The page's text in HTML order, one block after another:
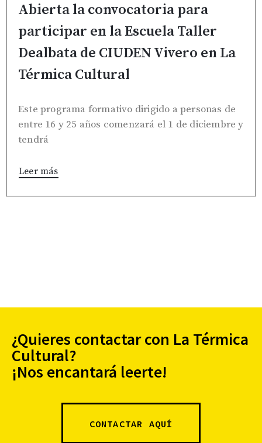
Abierta la convocatoria para
participar en la Escuela Taller
Dealbata de CIUDEN Vivero en La
Térmica Cultural
Este programa formativo dirigido a personas de
entre 16 y 25 años comenzará el 1 de diciembre y
tendrá
Leer más
¿Quieres contactar con La Térmica
Cultural?
¡Nos encantará leerte!
CONTACTAR AQUÍ